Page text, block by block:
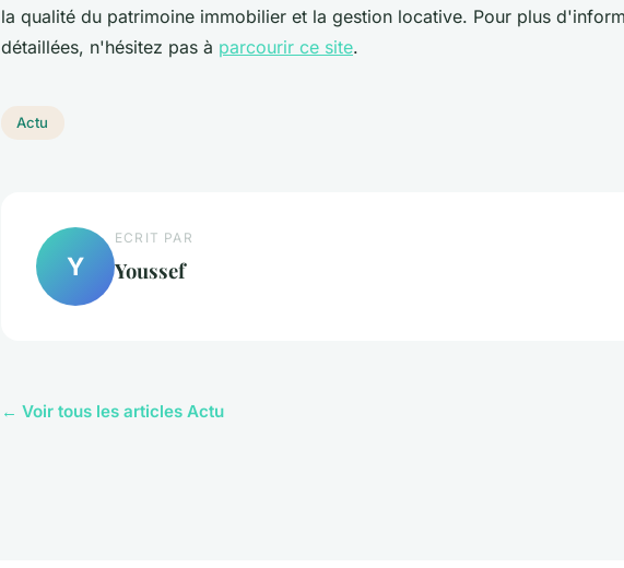
la qualité du patrimoine immobilier et la gestion locative. Pour plus
détaillées, n'hésitez pas à parcourir ce site.
Actu
Y
ECRIT PAR
Youssef
← Voir tous les articles Actu